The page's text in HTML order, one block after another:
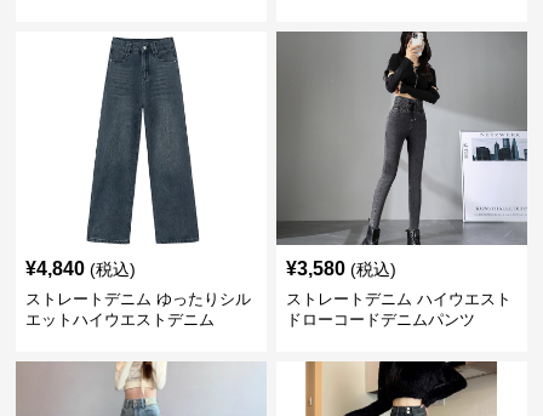
¥4,840 (税込)
ストレートデニム ゆったりシル
エットハイウエストデニム
¥3,580 (税込)
ストレートデニム ハイウエスト
ドローコードデニムパンツ